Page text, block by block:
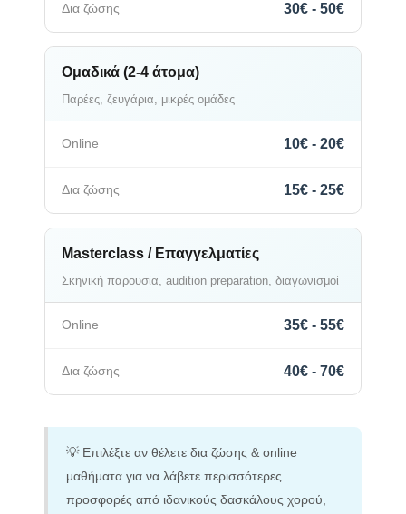
30€ - 50€
Ομαδικά (2-4 άτομα)
Παρέες, ζευγάρια, μικρές ομάδες
10€ - 20€
15€ - 25€
Masterclass / Επαγγελματίες
Σκηνική παρουσία, audition preparation, διαγωνισμοί
35€ - 55€
40€ - 70€
💡 Επιλέξτε αν θέλετε δια ζώσης & online
μαθήματα για να λάβετε περισσότερες
προσφορές από ιδανικούς δασκάλους χορού,